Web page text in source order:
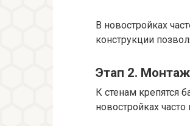
В новостройках
конструкции
Этап 2.
К стенам крепятся
новостройках